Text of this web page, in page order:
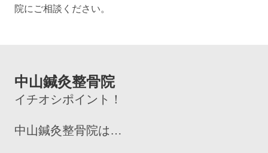
院にご相談ください。
中山鍼灸整骨院
イチオシポイント！
中山鍼灸整骨院は…